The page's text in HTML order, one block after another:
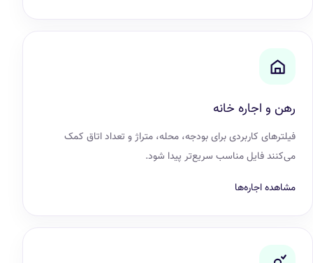
رهن و اجاره خانه
فیلترهای کاربردی برای بودجه، محله، متراژ و تعداد اتاق کمک
می‌کنند فایل مناسب سریع‌تر پیدا شود.
مشاهده اجاره‌ها